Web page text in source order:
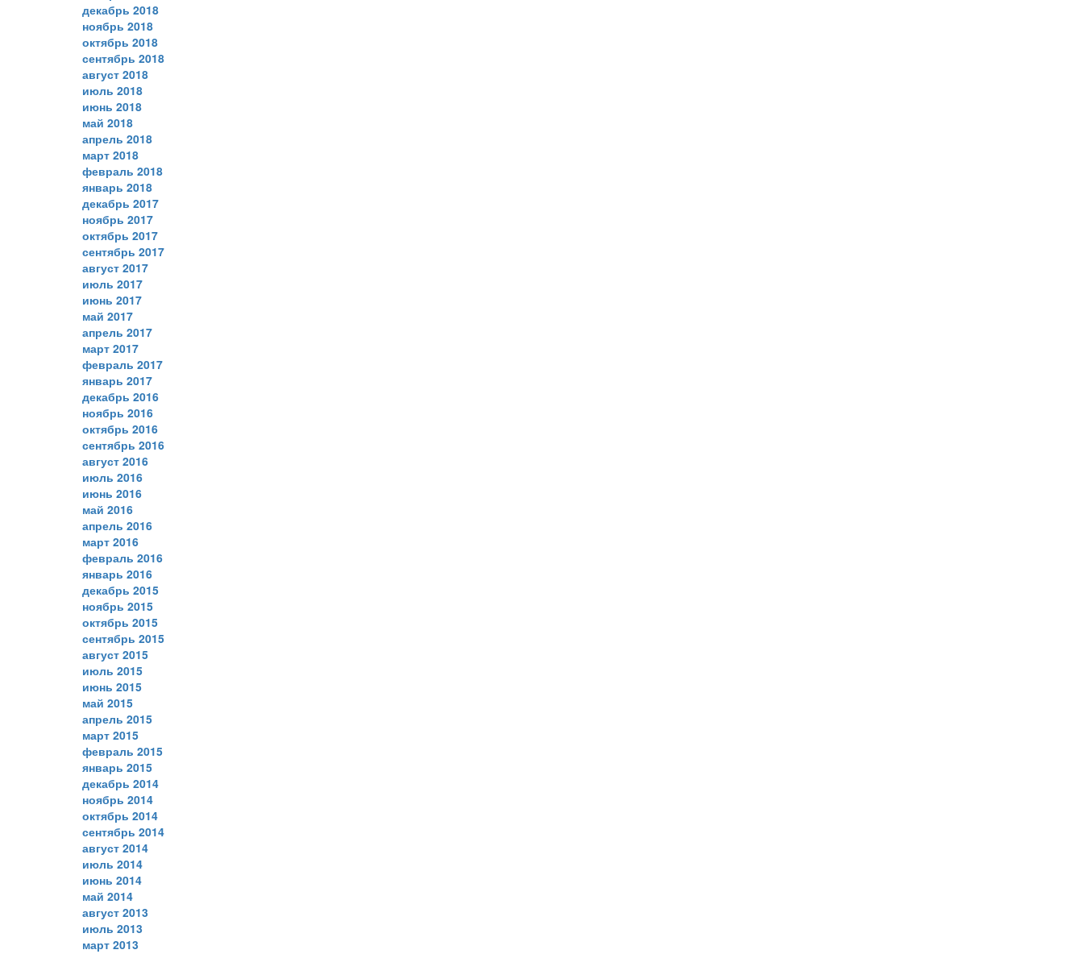
декабрь 2018
ноябрь 2018
октябрь 2018
сентябрь 2018
август 2018
июль 2018
июнь 2018
май 2018
апрель 2018
март 2018
февраль 2018
январь 2018
декабрь 2017
ноябрь 2017
октябрь 2017
сентябрь 2017
август 2017
июль 2017
июнь 2017
май 2017
апрель 2017
март 2017
февраль 2017
январь 2017
декабрь 2016
ноябрь 2016
октябрь 2016
сентябрь 2016
август 2016
июль 2016
июнь 2016
май 2016
апрель 2016
март 2016
февраль 2016
январь 2016
декабрь 2015
ноябрь 2015
октябрь 2015
сентябрь 2015
август 2015
июль 2015
июнь 2015
май 2015
апрель 2015
март 2015
февраль 2015
январь 2015
декабрь 2014
ноябрь 2014
октябрь 2014
сентябрь 2014
август 2014
июль 2014
июнь 2014
май 2014
август 2013
июль 2013
март 2013